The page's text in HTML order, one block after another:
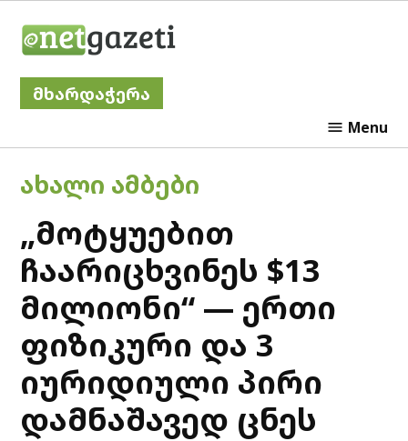
მხარდაჭერა
Menu
POSTED
IN
ᲐᲮᲐᲚᲘ ᲐᲛᲑᲔᲑᲘ
„მოტყუებით
ჩაარიცხვინეს $13
მილიონი“ — ერთი
ფიზიკური და 3
იურიდიული პირი
დამნაშავედ ცნეს